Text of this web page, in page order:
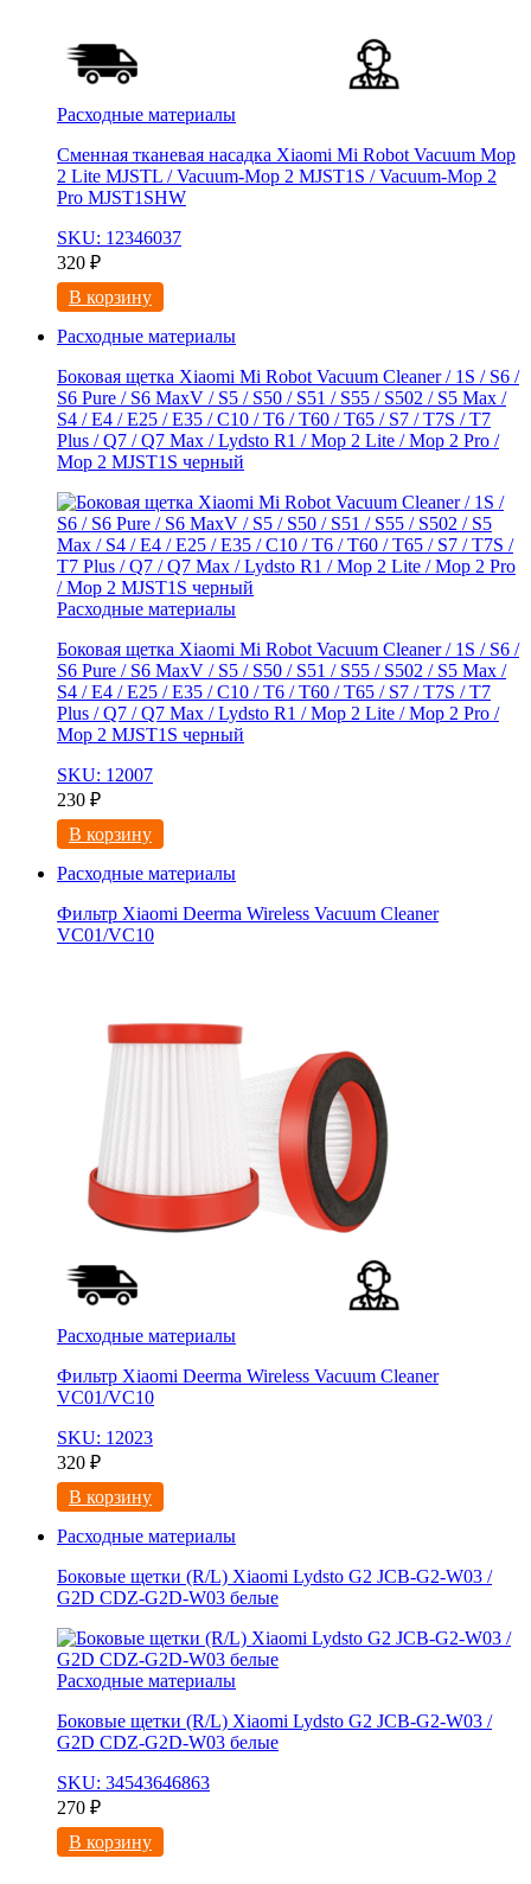
Расходные материалы
Сменная тканевая насадка Xiaomi Mi Robot Vacuum Mop
2 Lite MJSTL / Vacuum-Mop 2 MJST1S / Vacuum-Mop 2
Pro MJST1SHW
SKU: 12346037
320 ₽
В корзину
Расходные материалы
Боковая щетка Xiaomi Mi Robot Vacuum Cleaner / 1S / S6 /
S6 Pure / S6 MaxV / S5 / S50 / S51 / S55 / S502 / S5 Max /
S4 / E4 / E25 / E35 / C10 / T6 / T60 / T65 / S7 / T7S / T7
Plus / Q7 / Q7 Max / Lydsto R1 / Mop 2 Lite / Mop 2 Pro /
Mop 2 MJST1S черный
Расходные материалы
Боковая щетка Xiaomi Mi Robot Vacuum Cleaner / 1S / S6 /
S6 Pure / S6 MaxV / S5 / S50 / S51 / S55 / S502 / S5 Max /
S4 / E4 / E25 / E35 / C10 / T6 / T60 / T65 / S7 / T7S / T7
Plus / Q7 / Q7 Max / Lydsto R1 / Mop 2 Lite / Mop 2 Pro /
Mop 2 MJST1S черный
SKU: 12007
230 ₽
В корзину
Расходные материалы
Фильтр Xiaomi Deerma Wireless Vacuum Cleaner
VC01/VC10
Расходные материалы
Фильтр Xiaomi Deerma Wireless Vacuum Cleaner
VC01/VC10
SKU: 12023
320 ₽
В корзину
Расходные материалы
Боковые щетки (R/L) Xiaomi Lydsto G2 JCB-G2-W03 /
G2D CDZ-G2D-W03 белые
Расходные материалы
Боковые щетки (R/L) Xiaomi Lydsto G2 JCB-G2-W03 /
G2D CDZ-G2D-W03 белые
SKU: 34543646863
270 ₽
В корзину